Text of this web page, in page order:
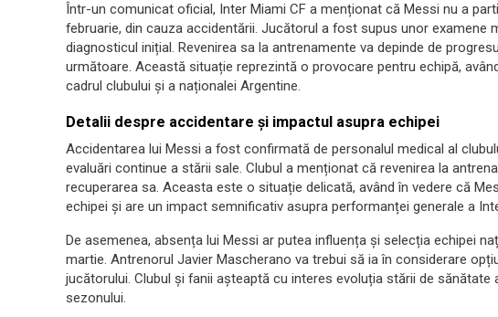
Într-un comunicat oficial, Inter Miami CF a menționat că Messi nu a
februarie, din cauza accidentării. Jucătorul a fost supus unor examene
diagnosticul inițial. Revenirea sa la antrenamente va depinde de
următoare. Această situație reprezintă o provocare pentru echipă,
cadrul clubului și a naționalei Argentine.
Detalii despre accidentare și impactul asupra echipei
Accidentarea lui Messi a fost confirmată de personalul medical al
evaluări continue a stării sale. Clubul a menționat că revenirea la
recuperarea sa. Aceasta este o situație delicată, având în vedere că
echipei și are un impact semnificativ asupra performanței generale a
De asemenea, absența lui Messi ar putea influența și selecția echipei
martie. Antrenorul Javier Mascherano va trebui să ia în considerare
jucătorului. Clubul și fanii așteaptă cu interes evoluția stării de
sezonului.